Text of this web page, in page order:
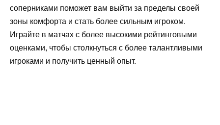
соперниками поможет вам выйти за пределы своей
зоны комфорта и стать более сильным игроком.
Играйте в матчах с более высокими рейтинговыми
оценками, чтобы столкнуться с более талантливыми
игроками и получить ценный опыт.